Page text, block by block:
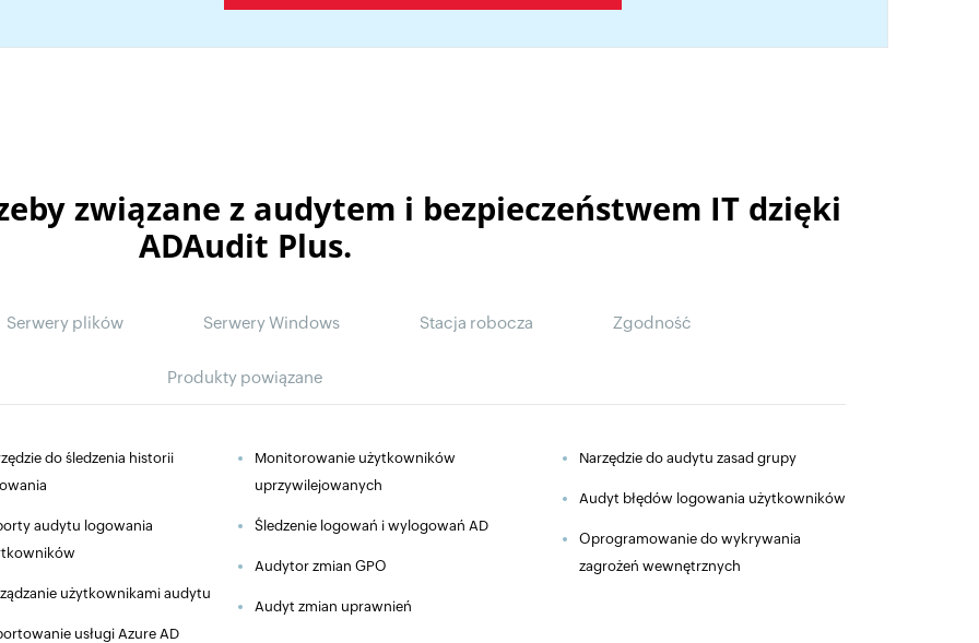
związane z audytem i bezpieczeństwem IT dzięki
ADAudit Plus.
Serwery plików Serwery Windows Stacja robocza Zgodność
Produkty powiązane
do śledzenia historii
audytu logowania
użytkownikami audytu
usługi Azure AD
Monitorowanie użytkowników
uprzywilejowanych
Śledzenie logowań i wylogowań AD
Audytor zmian GPO
Audyt zmian uprawnień
Narzędzie do audytu zasad grupy
Audyt błędów logowania użytkowników
Oprogramowanie do wykrywania
zagrożeń wewnętrznych